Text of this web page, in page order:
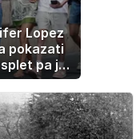
Lopez
pokazati
pa je
ena